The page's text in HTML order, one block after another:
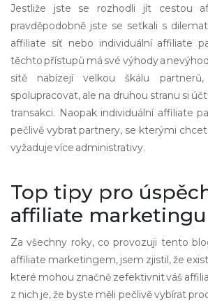
Jestliže jste se rozhodli jít cestou
pravděpodobně jste se setkali s
affiliate síť nebo individuální affiliate
těchto přístupů má své výhody a
sítě nabízejí velkou škálu
spolupracovat, ale na druhou stranu si
transakci. Naopak individuální affiliate
pečlivě vybrat partnery, se kterými
vyžaduje více administrativy.
Top tipy pro
affiliate marketingu
Za všechny roky, co provozuji tento
affiliate marketingem, jsem zjistil, že
které mohou značně zefektivnit váš
z nich je, že byste měli pečlivě vybírat